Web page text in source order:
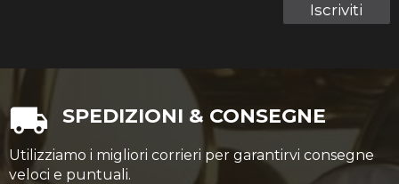
Iscriviti
SPEDIZIONI & CONSEGNE
Utilizziamo i migliori corrieri per garantirvi consegne
veloci e puntuali.